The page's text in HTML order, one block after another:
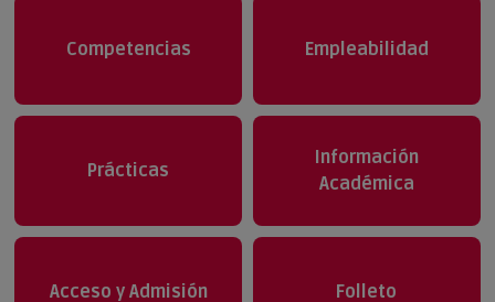
Competencias Empleabilidad
Prácticas
Información
Académica
Acceso y Admisión Folleto